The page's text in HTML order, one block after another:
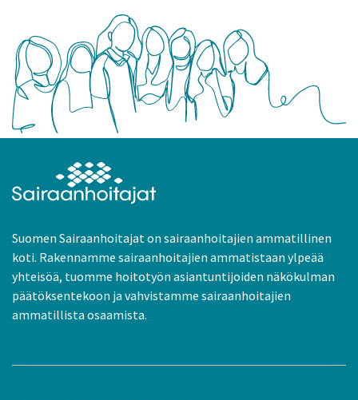
Suomen Sairaanhoitajat on sairaanhoitajien ammatillinen
koti. Rakennamme sairaanhoitajien ammatistaan ylpeää
yhteisöä, tuomme hoitotyön asiantuntijoiden näkökulman
päätöksentekoon ja vahvistamme sairaanhoitajien
ammatillista osaamista.